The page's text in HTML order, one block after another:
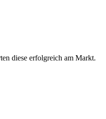
diese erfolgreich am Markt.